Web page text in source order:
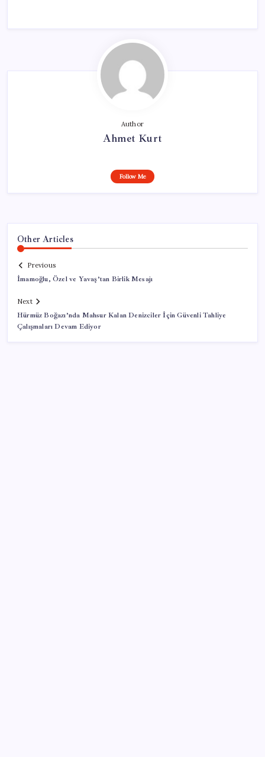
Author
Ahmet Kurt
Follow Me
Other Articles
Previous
İmamoğlu, Özel ve Yavaş’tan Birlik Mesajı
Next
Hürmüz Boğazı’nda Mahsur Kalan Denizciler İçin Güvenli Tahliye
Çalışmaları Devam Ediyor